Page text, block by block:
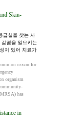
Skin-
급실을 찾는 사
감염을 일으키는
이 있어 치료가
reason for
organism
has
in